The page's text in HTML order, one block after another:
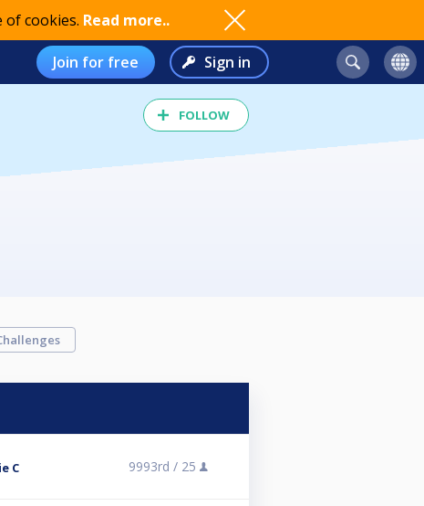
cookies. Read more..
Join for free Sign in
FOLLOW
C 9993rd / 25